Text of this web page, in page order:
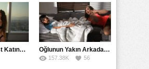
Plazanın En Üst Katında Üst Seviye Köle Fantezisi Sikişi Oğlunun Yakın Arkadaşına Yorgan Altından Sulanan Milf
157.38K 56